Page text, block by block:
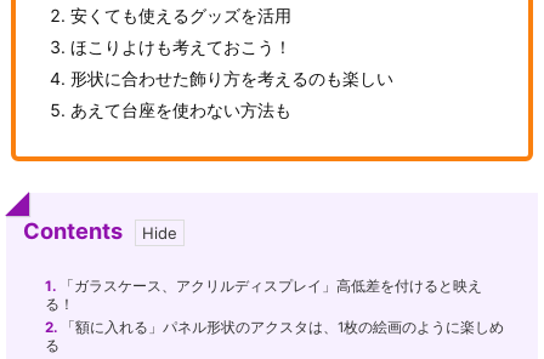
安くても使えるグッズを活用
ほこりよけも考えておこう！
形状に合わせた飾り方を考えるのも楽しい
あえて台座を使わない方法も
Contents
1. 「ガラスケース、アクリルディスプレイ」高低差を付けると映え
る！
2. 「額に入れる」パネル形状のアクスタは、1枚の絵画のように楽しめ
る